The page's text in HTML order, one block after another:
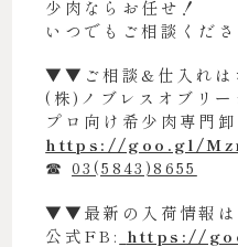
少肉ならお任せ！
いつでもご相談くださ
▼▼ご相談&仕入れは
(株)ノブレスオブリー
プロ向け希少肉専門卸
https://goo.gl/
☎︎03(5843)8655
▼▼最新の入荷情報は
公式FB: https://